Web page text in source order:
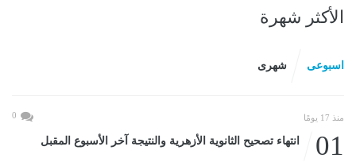
الأكثر شهرة
اسبوعى شهرى
منذ 17 يومًا 0
01 انتهاء تصحيح الثانوية الأزهرية والنتيجة آخر الأسبوع المقبل